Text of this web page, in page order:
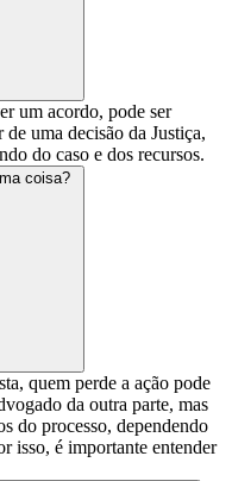
um acordo, pode ser
uma decisão da Justiça,
do caso e dos recursos.
coisa?
quem perde a ação pode
da outra parte, mas
do processo, dependendo
isso, é importante entender